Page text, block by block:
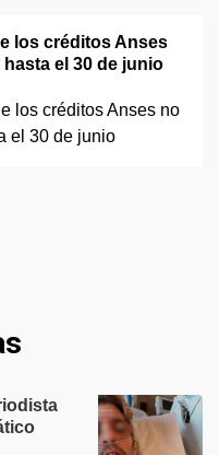
los créditos Anses
el 30 de junio